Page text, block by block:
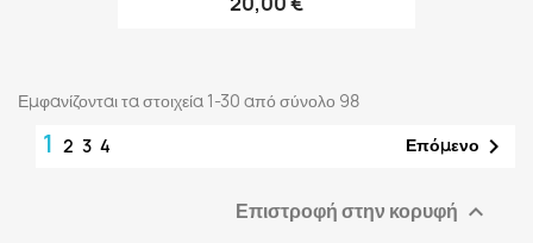
Εμφανίζονται τα στοιχεία 1-30 από σύνολο 98
1 2 3 4 Επόμενο 
Επιστροφή στην κορυφή 